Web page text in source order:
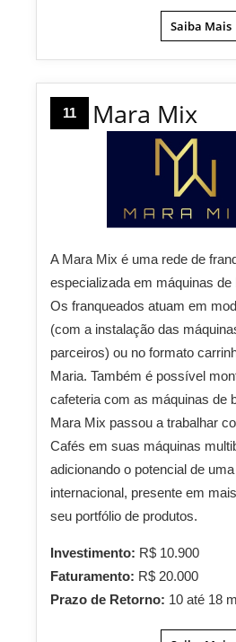
Saiba Mais
11 Mara Mix
A Mara Mix é uma rede de
especializada em máquinas de
Os franqueados atuam em
(com a instalação das
parceiros) ou no formato
Maria. Também é possível
cafeteria com as máquinas de
Mara Mix passou a trabalhar
Cafés em suas máquinas
adicionando o potencial de
internacional, presente em
seu portfólio de produtos.
Investimento: R$ 10.900
Faturamento: R$ 20.000
Prazo de Retorno: 10 até 18